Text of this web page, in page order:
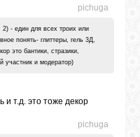
pichuga
- един для всех троих или
понять- глиттеры, гель 3Д,
это бантики, стразики,
участник и модератор)
и т.д. это тоже декор
pichuga